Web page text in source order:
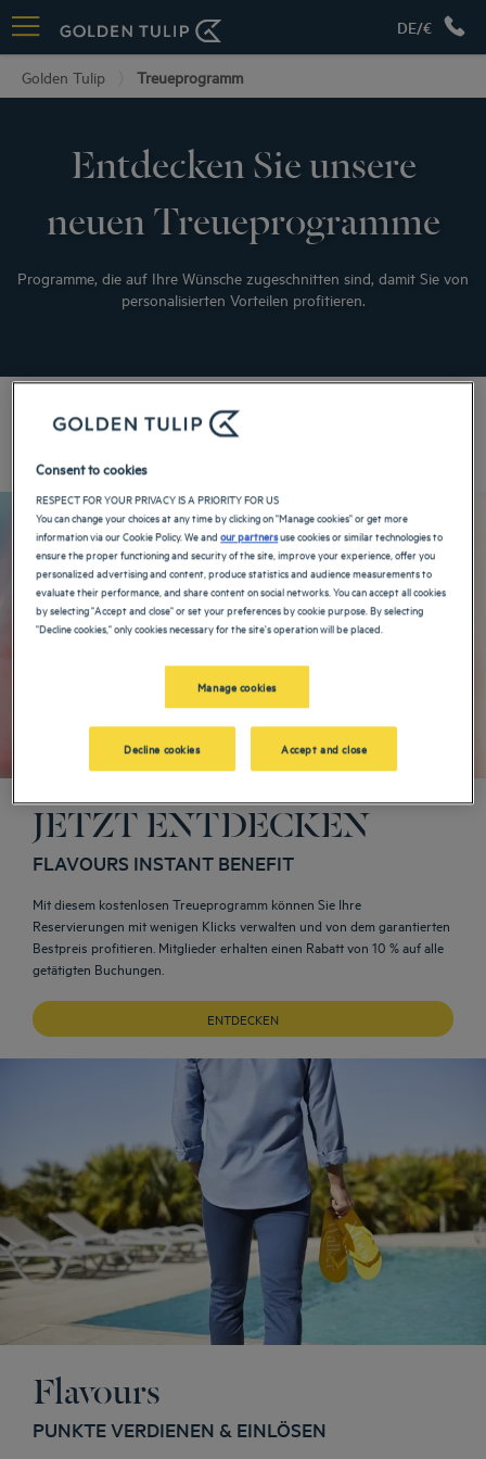
DE/€
Golden Tulip Treueprogramm
Entdecken Sie unsere
neuen Treueprogramme
Programme, die auf Ihre Wünsche zugeschnitten sind, damit Sie von
personalisierten Vorteilen profitieren.
Ihre Vorteile
JETZT ENTDECKEN
FLAVOURS INSTANT BENEFIT
Mit diesem kostenlosen Treueprogramm können Sie Ihre
Reservierungen mit wenigen Klicks verwalten und von dem garantierten
Bestpreis profitieren. Mitglieder erhalten einen Rabatt von 10 % auf alle
getätigten Buchungen.
ENTDECKEN
Flavours
PUNKTE VERDIENEN & EINLÖSEN
Consent to cookies
RESPECT FOR YOUR PRIVACY IS A PRIORITY FOR US
You can change your choices at any time by clicking on "Manage cookies" or get more
information via our Cookie Policy. We andour partnersuse cookies or similar technologies to
ensure the proper functioning and security of the site, improve your experience, offer you
personalized advertising and content, produce statistics and audience measurements to
evaluate their performance, and share content on social networks. You can accept all cookies
by selecting "Accept and close" or set your preferences by cookie purpose. By selecting
"Decline cookies," only cookies necessary for the site's operation will be placed.
Manage cookies
Decline cookies Accept and close